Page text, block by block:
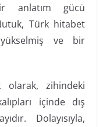
anlatım gücü
Türk hitabet
yükselmiş ve bir
zihindeki
içinde dış
Dolayısıyla,